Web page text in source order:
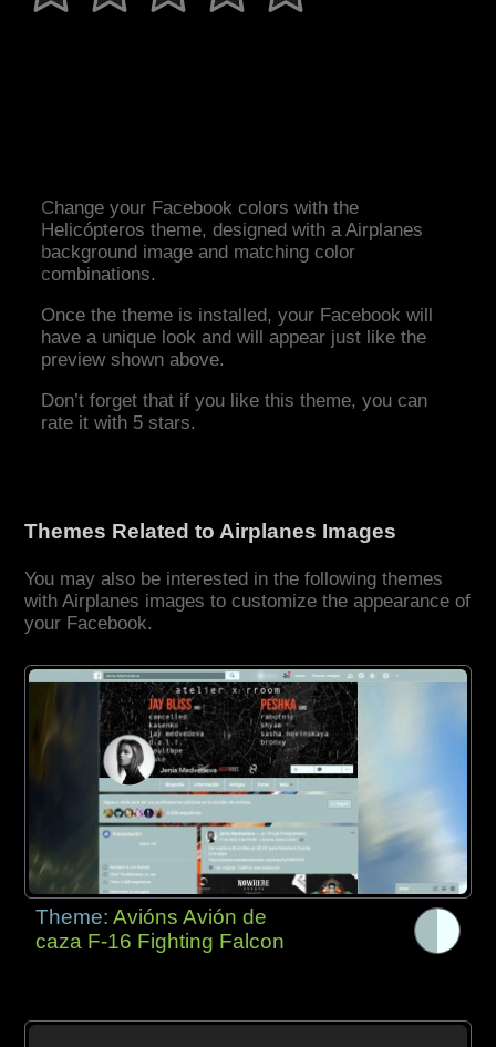
Change your Facebook colors with the
Helicópteros theme, designed with a Airplanes
background image and matching color
combinations.
Once the theme is installed, your Facebook will
have a unique look and will appear just like the
preview shown above.
Don’t forget that if you like this theme, you can
rate it with 5 stars.
Themes Related to Airplanes Images
You may also be interested in the following themes
with Airplanes images to customize the appearance of
your Facebook.
Theme:Avións Avión de
caza F-16 Fighting Falcon